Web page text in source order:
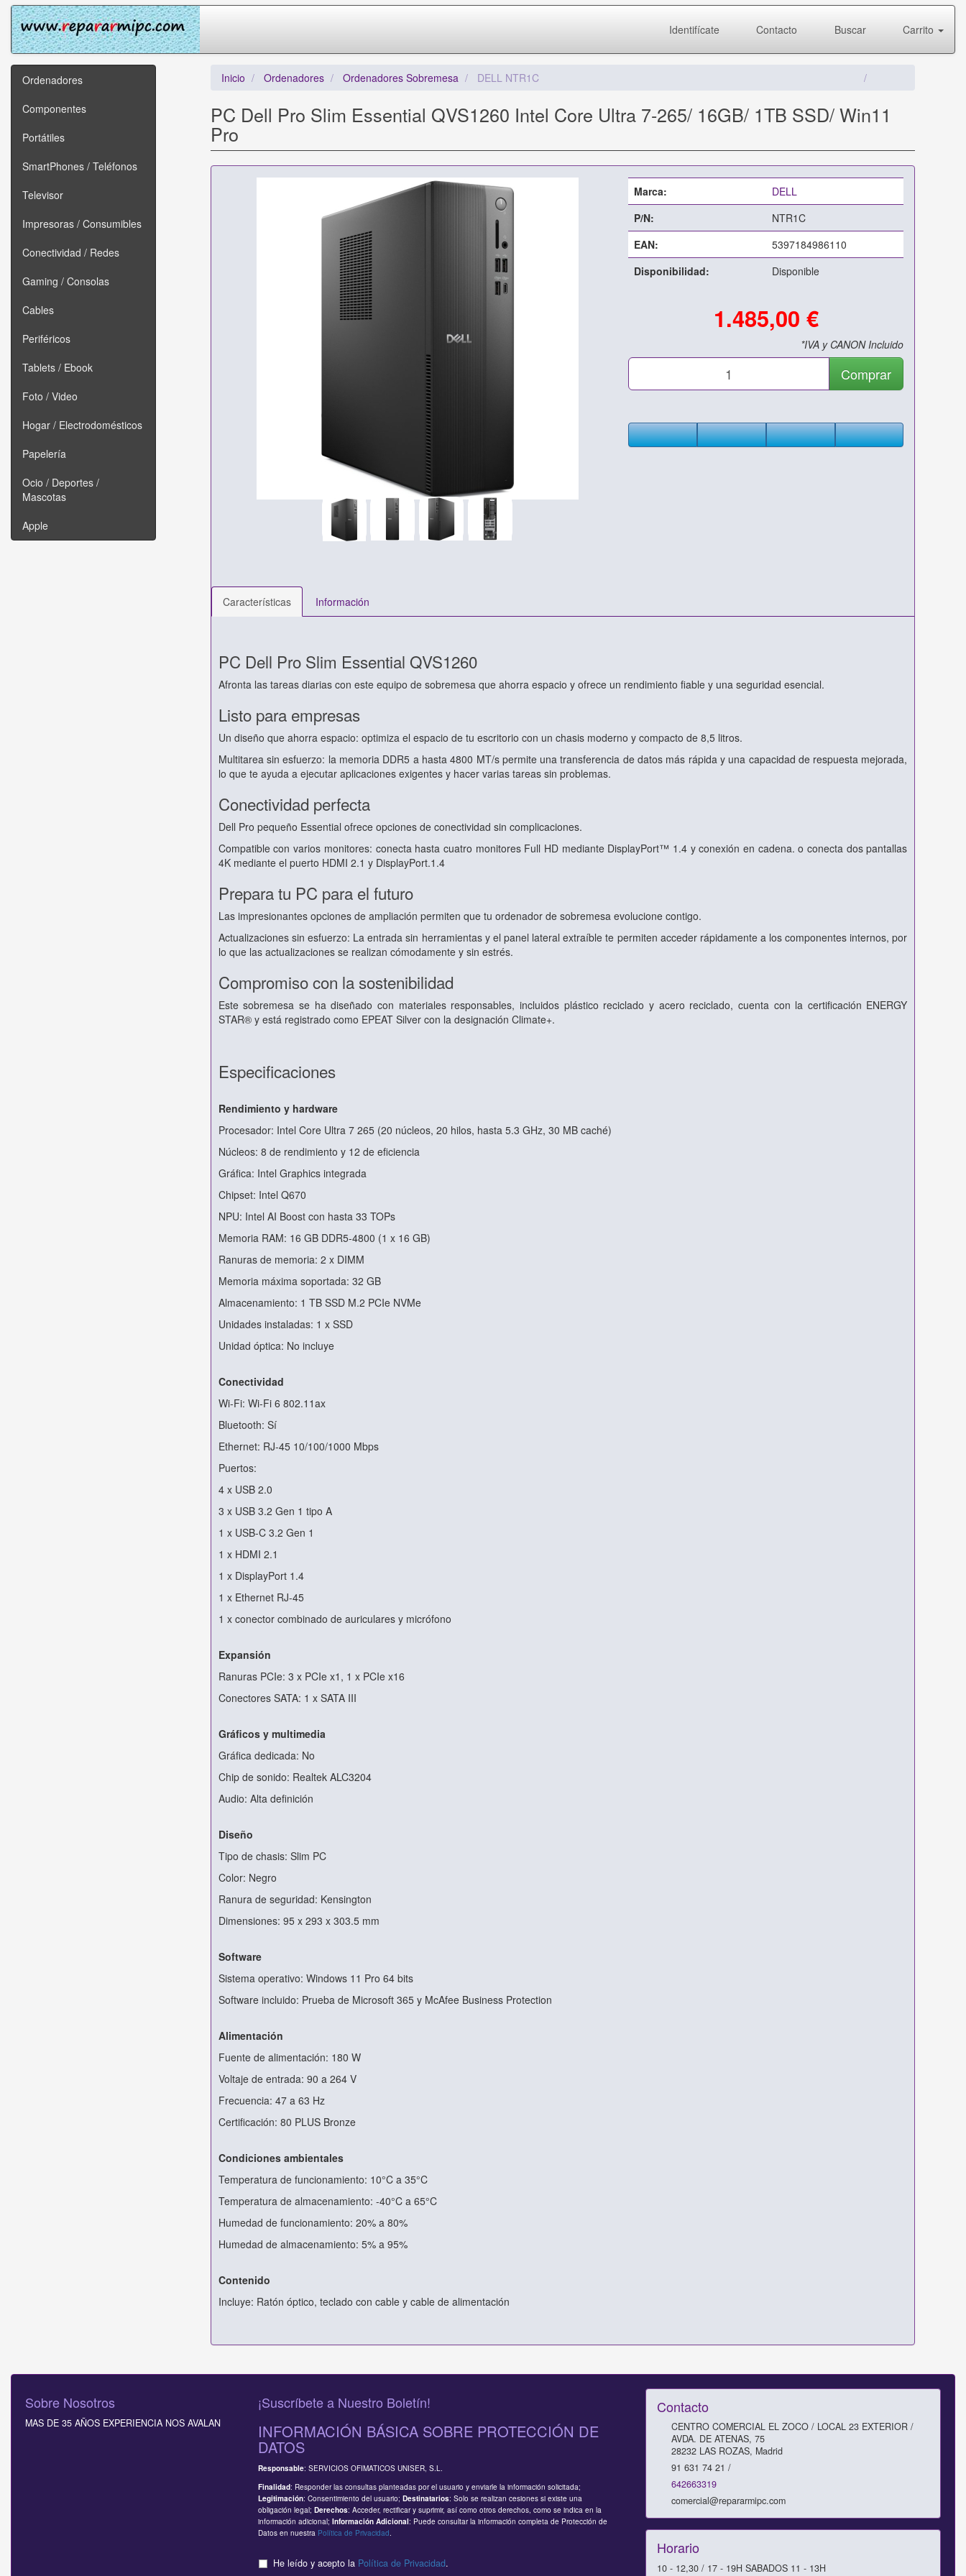
Identifícate Contacto Buscar Carrito
Ordenadores
Componentes
Portátiles
SmartPhones / Teléfonos
Televisor
Impresoras / Consumibles
Conectividad / Redes
Gaming / Consolas
Cables
Periféricos
Tablets / Ebook
Foto / Video
Hogar / Electrodomésticos
Papelería
Ocio / Deportes /
Mascotas
Apple
Inicio Ordenadores Ordenadores Sobremesa DELL NTR1C
PC Dell Pro Slim Essential QVS1260 Intel Core Ultra 7-265/ 16GB/ 1TB SSD/ Win11
Pro
Marca:
DELL
P/N:
NTR1C
EAN:
5397184986110
Disponibilidad:
Disponible
1.485,00 €
*IVA y CANON Incluido
Comprar
Características Información
PC Dell Pro Slim Essential QVS1260
Afronta las tareas diarias con este equipo de sobremesa que ahorra espacio y ofrece un rendimiento fiable y una seguridad esencial.
Listo para empresas
Un diseño que ahorra espacio: optimiza el espacio de tu escritorio con un chasis moderno y compacto de 8,5 litros.
Multitarea sin esfuerzo: la memoria DDR5 a hasta 4800 MT/s permite una transferencia de datos más rápida y una capacidad de respuesta mejorada,
lo que te ayuda a ejecutar aplicaciones exigentes y hacer varias tareas sin problemas.
Conectividad perfecta
Dell Pro pequeño Essential ofrece opciones de conectividad sin complicaciones.
Compatible con varios monitores: conecta hasta cuatro monitores Full HD mediante DisplayPort™ 1.4 y conexión en cadena. o conecta dos pantallas
4K mediante el puerto HDMI 2.1 y DisplayPort.1.4
Prepara tu PC para el futuro
Las impresionantes opciones de ampliación permiten que tu ordenador de sobremesa evolucione contigo.
Actualizaciones sin esfuerzo: La entrada sin herramientas y el panel lateral extraíble te permiten acceder rápidamente a los componentes internos, por
lo que las actualizaciones se realizan cómodamente y sin estrés.
Compromiso con la sostenibilidad
Este sobremesa se ha diseñado con materiales responsables, incluidos plástico reciclado y acero reciclado, cuenta con la certificación ENERGY
STAR® y está registrado como EPEAT Silver con la designación Climate+.
Especificaciones
Rendimiento y hardware
Procesador: Intel Core Ultra 7 265 (20 núcleos, 20 hilos, hasta 5.3 GHz, 30 MB caché)
Núcleos: 8 de rendimiento y 12 de eficiencia
Gráfica: Intel Graphics integrada
Chipset: Intel Q670
NPU: Intel AI Boost con hasta 33 TOPs
Memoria RAM: 16 GB DDR5-4800 (1 x 16 GB)
Ranuras de memoria: 2 x DIMM
Memoria máxima soportada: 32 GB
Almacenamiento: 1 TB SSD M.2 PCIe NVMe
Unidades instaladas: 1 x SSD
Unidad óptica: No incluye
Conectividad
Wi-Fi: Wi-Fi 6 802.11ax
Bluetooth: Sí
Ethernet: RJ-45 10/100/1000 Mbps
Puertos:
4 x USB 2.0
3 x USB 3.2 Gen 1 tipo A
1 x USB-C 3.2 Gen 1
1 x HDMI 2.1
1 x DisplayPort 1.4
1 x Ethernet RJ-45
1 x conector combinado de auriculares y micrófono
Expansión
Ranuras PCIe: 3 x PCIe x1, 1 x PCIe x16
Conectores SATA: 1 x SATA III
Gráficos y multimedia
Gráfica dedicada: No
Chip de sonido: Realtek ALC3204
Audio: Alta definición
Diseño
Tipo de chasis: Slim PC
Color: Negro
Ranura de seguridad: Kensington
Dimensiones: 95 x 293 x 303.5 mm
Software
Sistema operativo: Windows 11 Pro 64 bits
Software incluido: Prueba de Microsoft 365 y McAfee Business Protection
Alimentación
Fuente de alimentación: 180 W
Voltaje de entrada: 90 a 264 V
Frecuencia: 47 a 63 Hz
Certificación: 80 PLUS Bronze
Condiciones ambientales
Temperatura de funcionamiento: 10°C a 35°C
Temperatura de almacenamiento: -40°C a 65°C
Humedad de funcionamiento: 20% a 80%
Humedad de almacenamiento: 5% a 95%
Contenido
Incluye: Ratón óptico, teclado con cable y cable de alimentación
Sobre Nosotros
MAS DE 35 AÑOS EXPERIENCIA NOS AVALAN
¡Suscríbete a Nuestro Boletín!
INFORMACIÓN BÁSICA SOBRE PROTECCIÓN DE
DATOS
Responsable: SERVICIOS OFIMATICOS UNISER, S.L.
Finalidad: Responder las consultas planteadas por el usuario y enviarle la información solicitada;
Legitimación: Consentimiento del usuario; Destinatarios: Solo se realizan cesiones si existe una
obligación legal; Derechos: Acceder, rectificar y suprimir, así como otros derechos, como se indica en la
información adicional; Información Adicional: Puede consultar la información completa de Protección de
Datos en nuestra Política de Privacidad.
He leído y acepto la Política de Privacidad.
Contacto
CENTRO COMERCIAL EL ZOCO / LOCAL 23 EXTERIOR /
AVDA. DE ATENAS, 75
28232 LAS ROZAS, Madrid
91 631 74 21 /
642663319
comercial@repararmipc.com
Horario
10 - 12,30 / 17 - 19H SABADOS 11 - 13H